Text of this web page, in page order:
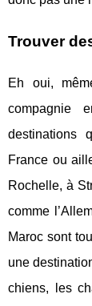
Trouver
Eh oui,
compagnie
destinations
France ou
Rochelle, à
comme
Maroc sont
une
chiens, les